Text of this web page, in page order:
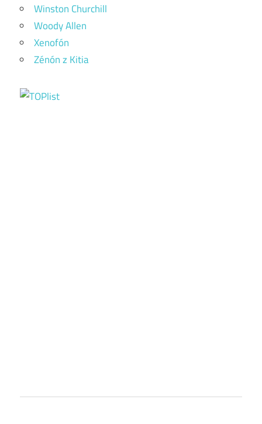
Winston Churchill
Woody Allen
Xenofón
Zénón z Kitia